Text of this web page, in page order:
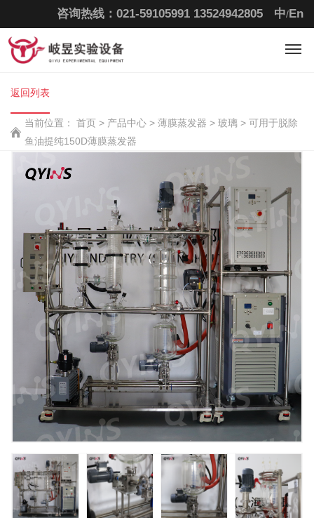
中/En
咨询热线：021-59105991 13524942805
返回列表
当前位置： 首页 > 产品中心 > 薄膜蒸发器 > 玻璃 > 可用于脱除
鱼油提纯150D薄膜蒸发器